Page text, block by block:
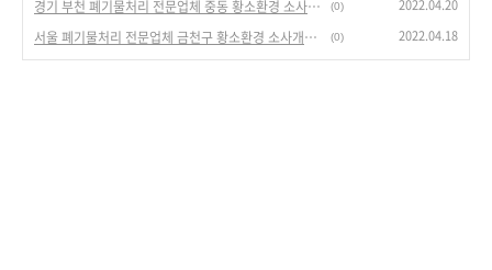
경기 부천 폐기물처리 전문업체 중동 황소환경 소사개발 처리과정 현장일지 (0) 2022.04.20
서울 폐기물처리 전문업체 금천구 황소환경 소사개발 빠르고 깔끔한 폐기물처리 업체 (0) 2022.04.18